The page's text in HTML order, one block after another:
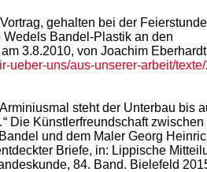
gehalten bei der
Bandel-Plastik an den
3.8.2010, von Joachim
ueber-uns/aus-unserer-arbeit/
steht der Unterbau bis
Die Künstlerfreundschaft zwischen
und dem Maler Georg
Briefe, in: Lippische
84. Band. Bielefeld